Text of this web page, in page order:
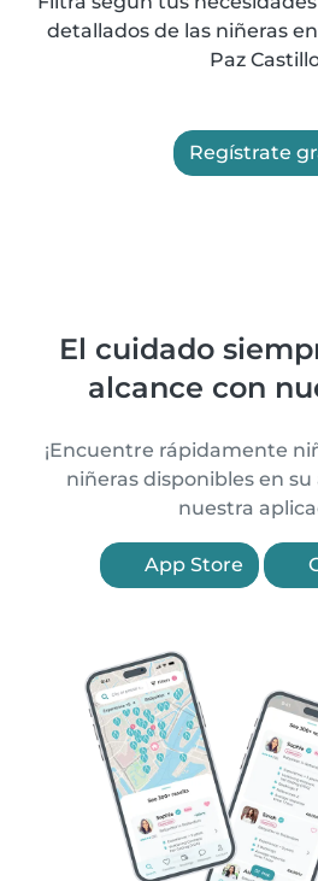
detallados de las niñeras
Paz
Regístrate
El cuidado
alcance con
¡Encuentre rápidamente
niñeras disponibles en su
nuestra
App Store